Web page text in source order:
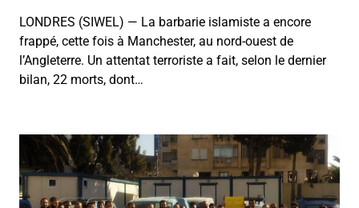
LONDRES (SIWEL) — La barbarie islamiste a encore
frappé, cette fois à Manchester, au nord-ouest de
l’Angleterre. Un attentat terroriste a fait, selon le dernier
bilan, 22 morts, dont…